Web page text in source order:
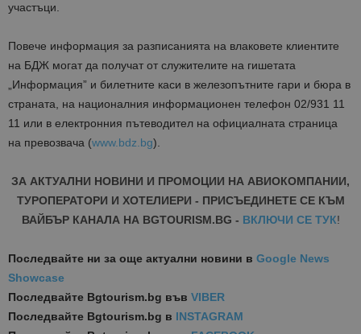
участъци.
Повече информация за разписанията на влаковете клиентите
на БДЖ могат да получат от служителите на гишетата
„Информация” и билетните каси в железопътните гари и бюра в
страната, на националния информационен телефон 02/931 11
11 или в електронния пътеводител на официалната страница
на превозвача (www.bdz.bg).
ЗА АКТУАЛНИ НОВИНИ И ПРОМОЦИИ НА АВИОКОМПАНИИ,
ТУРОПЕРАТОРИ И ХОТЕЛИЕРИ - ПРИСЪЕДИНЕТЕ СЕ КЪМ
ВАЙБЪР КАНАЛА НА BGTOURISM.BG - ВКЛЮЧИ СЕ ТУК!
Последвайте ни за още актуални новини в Google News
Showcase
Последвайте Bgtourism.bg във VIBER
Последвайте Bgtourism.bg в INSTAGRAM